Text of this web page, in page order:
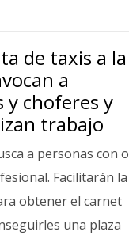
de taxis a la
a
y choferes y
trabajo
a personas con o
Facilitarán la
obtener el carnet
una plaza